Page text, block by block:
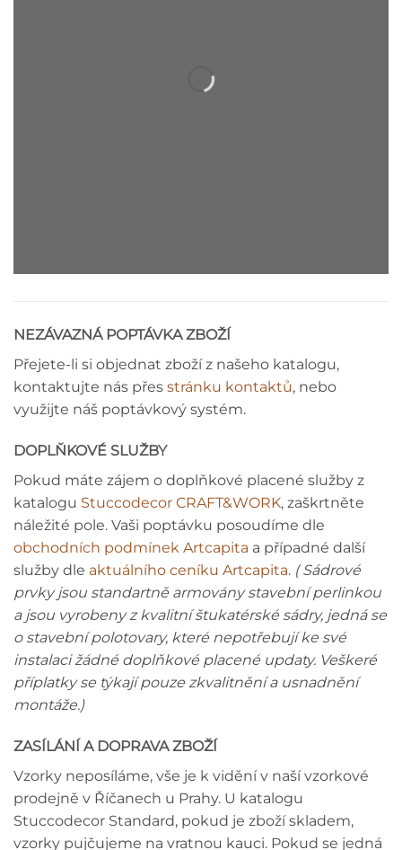
NEZÁVAZNÁ POPTÁVKA ZBOŽÍ
Přejete-li si objednat zboží z našeho katalogu,
kontaktujte nás přes stránku kontaktů, nebo
využijte náš poptávkový systém.
DOPLŇKOVÉ SLUŽBY
Pokud máte zájem o doplňkové placené služby z
katalogu Stuccodecor CRAFT&WORK, zaškrtněte
náležité pole. Vaši poptávku posoudíme dle
obchodních podmínek Artcapita a případné další
služby dle aktuálního ceníku Artcapita. ( Sádrové
prvky jsou standartně armovány stavební perlinkou
a jsou vyrobeny z kvalitní štukatérské sádry, jedná se
o stavební polotovary, které nepotřebují ke své
instalaci žádné doplňkové placené updaty. Veškeré
příplatky se týkají pouze zkvalitnění a usnadnění
montáže.)
ZASÍLÁNÍ A DOPRAVA ZBOŽÍ
Vzorky neposíláme, vše je k vidění v naší vzorkové
prodejně v Říčanech u Prahy. U katalogu
Stuccodecor Standard, pokud je zboží skladem,
vzorky pujčujeme na vratnou kauci. Pokud se jedná